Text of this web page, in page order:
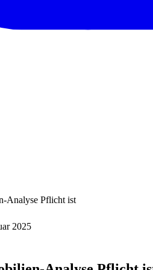
Analyse Pflicht ist
2025